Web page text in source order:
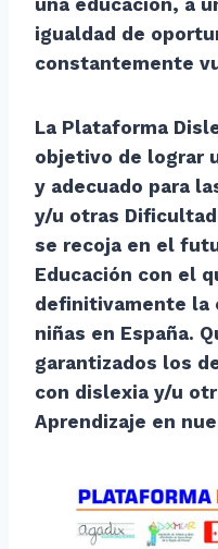
igualdad de
constantemente
La Plataforma
objetivo de lograr
y adecuado para
y/u otras
se recoja en el
Educación con el
definitivamente la
niñas en España.
garantizados los
con dislexia y/u
Aprendizaje en